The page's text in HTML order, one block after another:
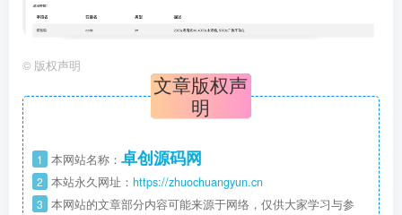
© 版权声明
文章版权声
明
1 本网站名称： 卓创源码网
2 本站永久网址： https://zhuochuangyun.cn
3 本网站的文章部分内容可能来源于网络，仅供大家学习与参